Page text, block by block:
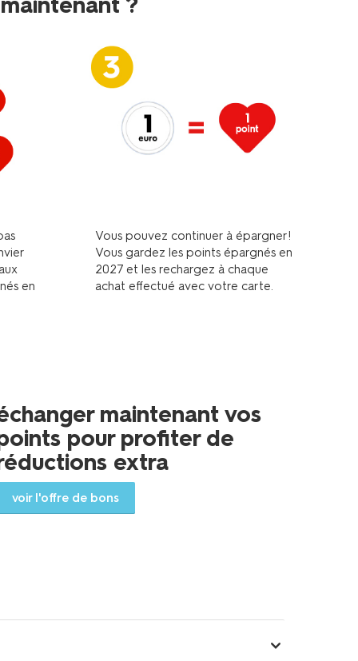
en
Vous pouvez continuer à épargner!
Vous gardez les points épargnés en
2027 et les rechargez à chaque
achat effectué avec votre carte.
maintenant vos
pour profiter de
extra
voir l'offre de bons